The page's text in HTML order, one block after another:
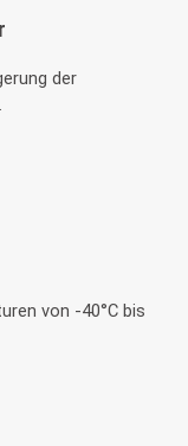
der
von -40°C bis